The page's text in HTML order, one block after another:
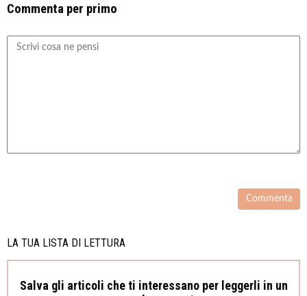
Commenta per primo
LA TUA LISTA DI LETTURA
Salva gli articoli che ti interessano per leggerli in un